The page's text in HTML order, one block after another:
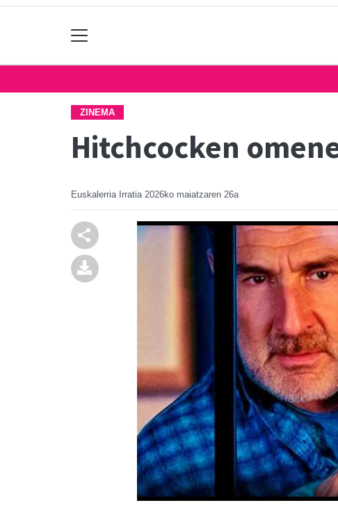
ZINEMA
Hitchcocken
Euskalerria Irratia 2026ko maiatzaren 26a